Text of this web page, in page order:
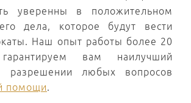
уверенны в положительном
дела, которое будут вести
Наш опыт работы более 20
вам наилучший
разрешении любых вопросов
помощи.